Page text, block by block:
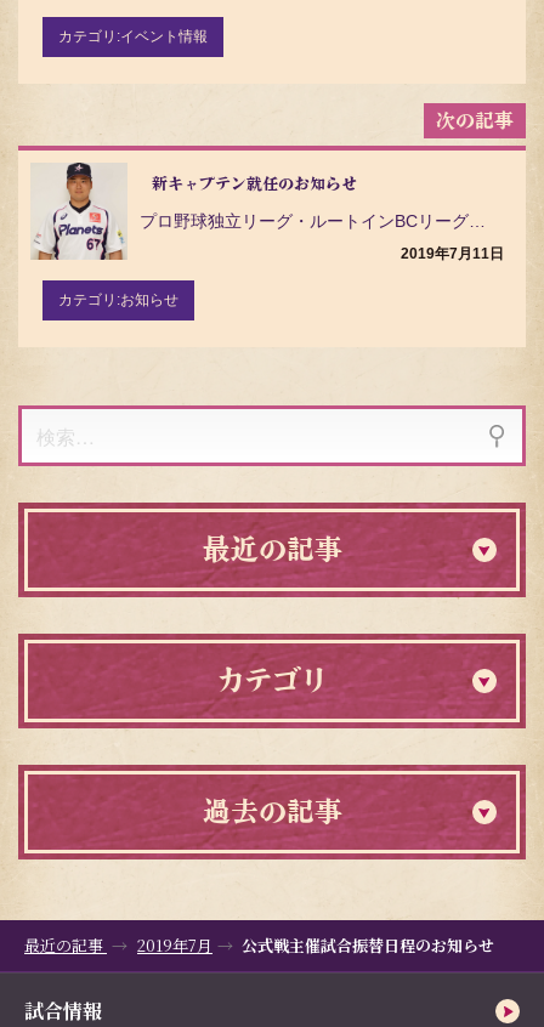
カテゴリ:イベント情報
新キャプテン就任のお知らせ
プロ野球独立リーグ・ルートインBCリーグ（Baseball Challenge League）の茨城…
2019年7月11日
カテゴリ:お知らせ
索:
最近の記事
カテゴリ
過去の記事
最近の記事 2019年7月 公式戦主催試合振替日程のお知らせ
試合情報